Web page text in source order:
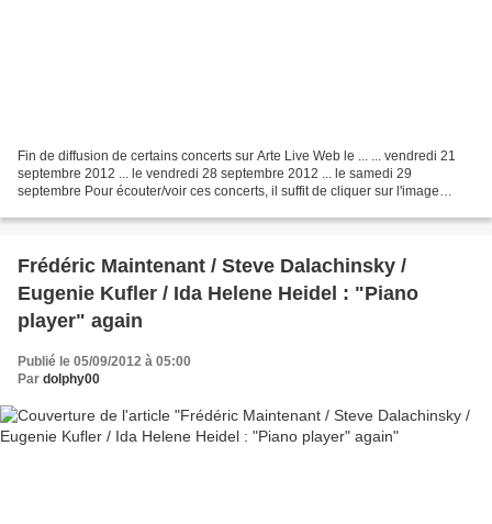
Fin de diffusion de certains concerts sur Arte Live Web le ... ... vendredi 21
septembre 2012 ... le vendredi 28 septembre 2012 ... le samedi 29
septembre Pour écouter/voir ces concerts, il suffit de cliquer sur l'image
Frédéric Maintenant / Steve Dalachinsky /
Eugenie Kufler / Ida Helene Heidel : "Piano
player" again
Publié le 05/09/2012 à 05:00
Par dolphy00